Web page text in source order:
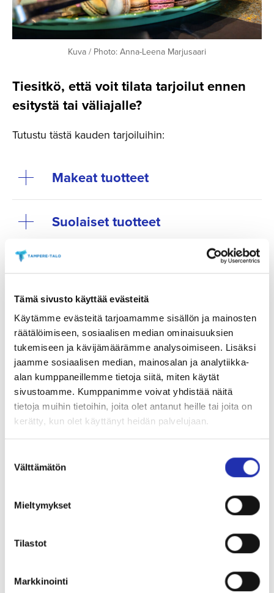
Tämä sivusto käyttää evästeitä
Käytämme evästeitä tarjoamamme sisällön ja mainosten
räätälöimiseen, sosiaalisen median ominaisuuksien
tukemiseen ja kävijämäärämme analysoimiseen. Lisäksi
jaamme sosiaalisen median, mainosalan ja analytiikka-
alan kumppaneillemme tietoja siitä, miten käytät
sivustoamme. Kumppanimme voivat yhdistää näitä
tietoja muihin tietoihin, joita olet antanut heille tai joita on
kerätty, kun olet käyttänyt heidän palvelujaan.
valinta
Välttämätön
Mieltymykset
Tilastot
Markkinointi
Kuva / Photo: Anna-Leena Marjusaari
Tiesitkö, että voit tilata tarjoilut ennen
esitystä tai väliajalle?
Tutustu tästä kauden tarjoiluihin:
Makeat tuotteet
Suolaiset tuotteet
Tuhton Taidekahvit Ison salin
Antipastot spesiaaleissa
näytöksissä ennen esitystä
Varmista haluamasi tarjoilut ja osta ne etukäteen.
Tarjoilut voi ostaa ennakkoon verkosta viimeistään
tapahtumaa edeltävänä päivänä klo 18 mennessä.
Voit tilata tarjoilut haluamasi tapahtuman ”tilaa